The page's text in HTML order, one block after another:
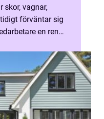
skor, vagnar,
förväntar sig
en ren